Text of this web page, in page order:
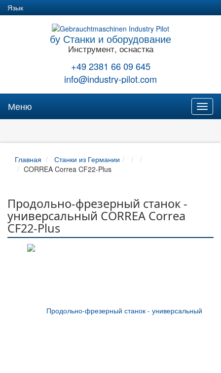
Язык
бу Станки и оборудование
Инструмент, оснастка
+49 2381 66 09 645
info@industry-pilot.com
Меню
Главная
Станки из Германии
CORREA Correa CF22-Plus
Продольно-фрезерный станок -
универсальный CORREA Correa
CF22-Plus